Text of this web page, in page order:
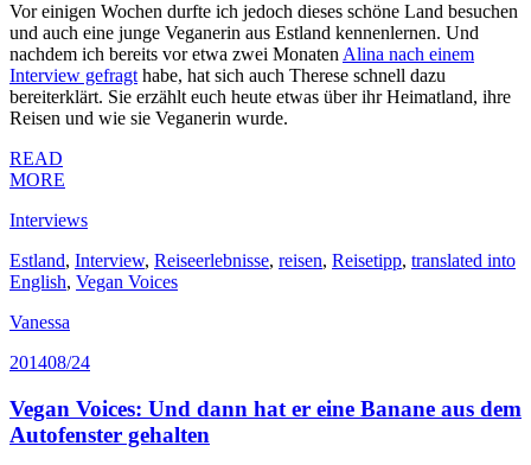
Vor einigen Wochen durfte ich jedoch dieses schöne Land besuchen
und auch eine junge Veganerin aus Estland kennenlernen. Und
nachdem ich bereits vor etwa zwei MonatenAlina nach einem
Interview gefragthabe, hat sich auch Therese schnell dazu
bereiterklärt. Sie erzählt euch heute etwas über ihr Heimatland, ihre
Reisen und wie sie Veganerin wurde.
READ
MORE
Interviews
Estland, Interview, Reiseerlebnisse, reisen, Reisetipp, translated into
English, Vegan Voices
Vanessa
201408/24
Vegan Voices: Und dann hat er eine Banane aus dem
Autofenster gehalten